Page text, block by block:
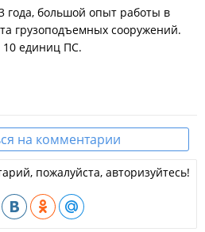
года, большой опыт работы в
грузоподъемных сооружений.
10 единиц ПС.
на комментарии
пожалуйста, авторизуйтесь!